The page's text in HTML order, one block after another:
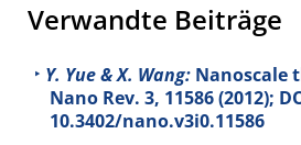
Verwandte Beiträge
Y. Yue & X. Wang: Nanoscale
Nano Rev. 3, 11586 (2012);
10.3402/nano.v3i0.11586